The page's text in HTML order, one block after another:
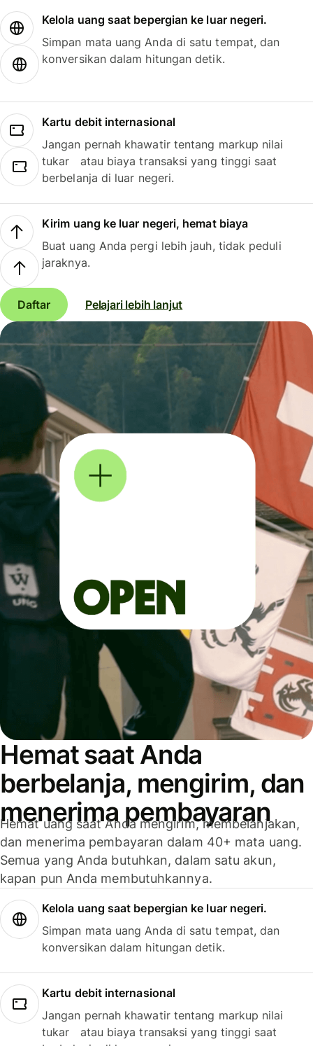
Kelola uang saat bepergian ke luar negeri.
Simpan mata uang Anda di satu tempat, dan
konversikan dalam hitungan detik.
Kartu debit internasional
Jangan pernah khawatir tentang markup nilai
tukar atau biaya transaksi yang tinggi saat
berbelanja di luar negeri.
Kirim uang ke luar negeri, hemat biaya
Buat uang Anda pergi lebih jauh, tidak peduli
jaraknya.
Daftar Pelajari lebih lanjut
Hemat saat Anda
berbelanja, mengirim, dan
menerima pembayaran
Hemat uang saat Anda mengirim, membelanjakan,
dan menerima pembayaran dalam 40+ mata uang.
Semua yang Anda butuhkan, dalam satu akun,
kapan pun Anda membutuhkannya.
Kelola uang saat bepergian ke luar negeri.
Simpan mata uang Anda di satu tempat, dan
konversikan dalam hitungan detik.
Kartu debit internasional
Jangan pernah khawatir tentang markup nilai
tukar atau biaya transaksi yang tinggi saat